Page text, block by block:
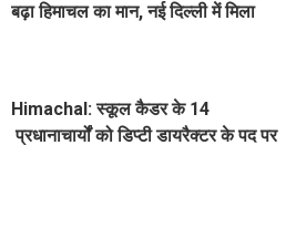
बढ़ा हिमाचल का मान, नई दिल्ली में मिला
Himachal: स्कूल कैडर के 14
प्रधानाचार्यों को डिप्टी डायरैक्टर के पद पर